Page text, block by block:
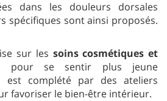
dans les douleurs dorsales
spécifiques sont ainsi proposés.
sur les soins cosmétiques et
pour se sentir plus jeune
est complété par des ateliers
favoriser le bien-être intérieur.